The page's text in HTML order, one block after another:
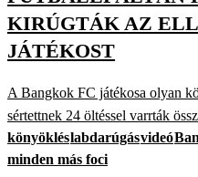
KIRÚGTÁK AZ
JÁTÉKOST
A Bangkok FC játékosa olyan
sértettnek 24 öltéssel varrták
könyökléslabdarúgásvideó
minden más foci